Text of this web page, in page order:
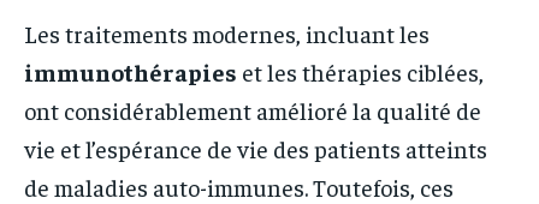
Les traitements modernes, incluant les
immunothérapies et les thérapies ciblées,
ont considérablement amélioré la qualité de
vie et l’espérance de vie des patients atteints
de maladies auto-immunes. Toutefois, ces